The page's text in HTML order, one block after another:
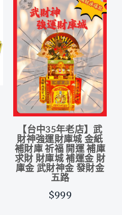
【台中35年老店】武
財神強運財庫城 金紙
補財庫 祈福 開運 補庫
求財 財庫城 補運金 財
庫金 武財神金 發財金
五路
$999